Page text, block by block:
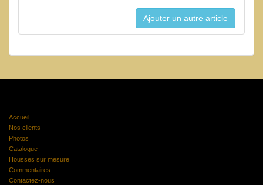
Accueil
Nos clients
Photos
Catalogue
Housses sur mesure
Commentaires
Contactez-nous